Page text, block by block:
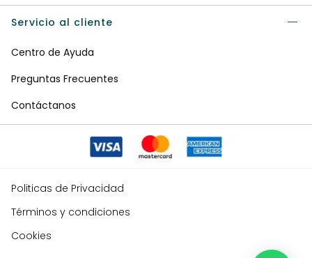
Servicio al cliente
Centro de Ayuda
Preguntas Frecuentes
Contáctanos
Politicas de Privacidad
Términos y condiciones
Cookies